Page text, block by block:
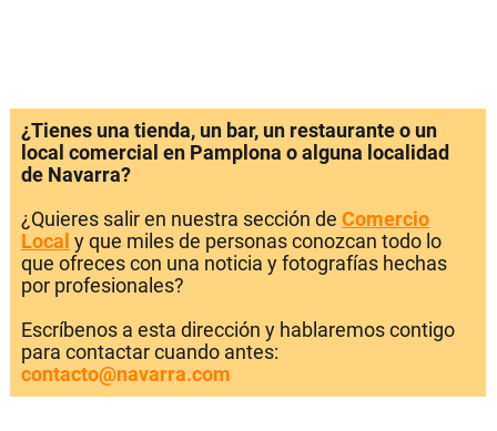
¿Tienes una tienda, un bar, un restaurante o un
local comercial en Pamplona o alguna localidad
de Navarra?
¿Quieres salir en nuestra sección de Comercio
Local y que miles de personas conozcan todo lo
que ofreces con una noticia y fotografías hechas
por profesionales?
Escríbenos a esta dirección y hablaremos contigo
para contactar cuando antes:
contacto@navarra.com